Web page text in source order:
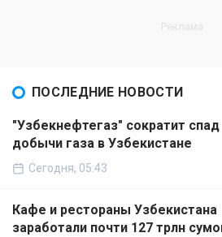
ПОСЛЕДНИЕ НОВОСТИ
"Узбекнефтегаз" сократит спад
добычи газа в Узбекистане
Сегодня, 05:43
Кафе и рестораны Узбекистана
заработали почти 127 трлн